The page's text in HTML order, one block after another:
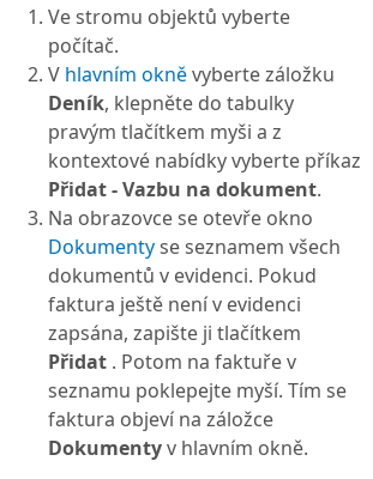
Ve stromu objektů vyberte
počítač.
V hlavním okněvyberte záložku
Deník, klepněte do tabulky
pravým tlačítkem myši a z
kontextové nabídky vyberte příkaz
Přidat - Vazbu na dokument.
Na obrazovce se otevře okno
Dokumentyse seznamem všech
dokumentů v evidenci. Pokud
faktura ještě není v evidenci
zapsána, zapište ji tlačítkem
Přidat . Potom na faktuře v
seznamu poklepejte myší. Tím se
faktura objeví na záložce
Dokumentyv hlavním okně.